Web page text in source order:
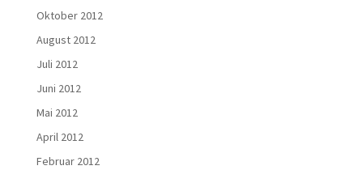
Oktober 2012
August 2012
Juli 2012
Juni 2012
Mai 2012
April 2012
Februar 2012